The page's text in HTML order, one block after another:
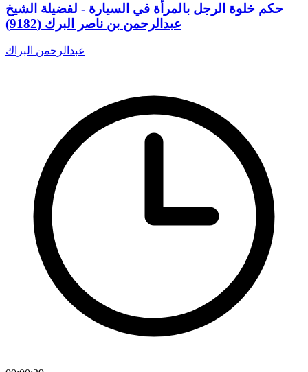
حكم خلوة الرجل بالمرأة في السيارة - لفضيلة الشيخ
عبدالرحمن بن ناصر البرك (9182)
عبدالرحمن البراك